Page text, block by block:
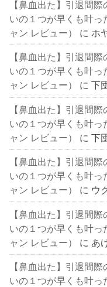
【鼻血出た】引退間
いの１つが早くも叶っ
ャン レビュー）
に ホ
【鼻血出た】引退間
いの１つが早くも叶っ
ャン レビュー）
に下
【鼻血出た】引退間
いの１つが早くも叶っ
ャン レビュー）
に下
【鼻血出た】引退間
いの１つが早くも叶っ
ャン レビュー）
に ウ
【鼻血出た】引退間
いの１つが早くも叶っ
ャン レビュー）
に あ
【鼻血出た】引退間
いの１つが早くも叶っ